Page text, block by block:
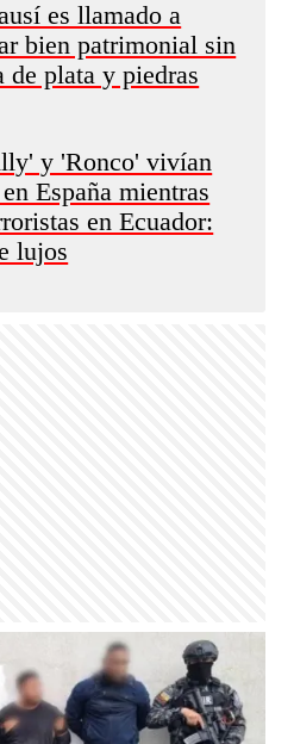
es llamado a
bien patrimonial sin
de plata y piedras
y 'Ronco' vivían
España mientras
en Ecuador:
lujos